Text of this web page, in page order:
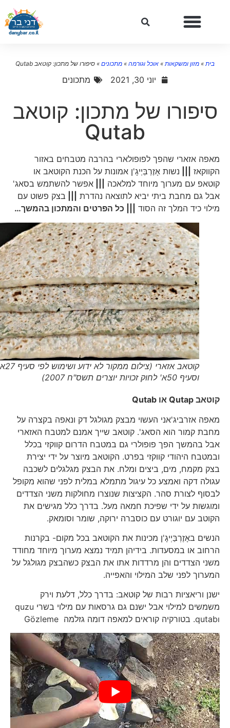
»מזון ומשקאות»אוכל וגורמה»מתכונים»סיפורו של מתכון: קוטאב Qutab
יוני 30, 2021 מתכונים
סיפורו של מתכון: קוטאב
Qutab
מאפה אזארי שהפך לפופולארי בהרבה מטבחים באזור
הקווקאז|||
נשות אָזֶרְבַּיְיגָ'ן אמונות על הכנת הקוטאב או
קוטאפ עם מערוך מיוחד למלאכה|||
אפשר להשתמש בסאג'
אבל גם מחבת ביתי יביא לתוצאה נהדרת|||
בצק פשוט עם
מילוי כיד המלך זה הסוד||| כל הפרטים והמתכון בהמשך…
קוטאב אזארי (צילום ממקור לא ידוע ושימוש לפי סעיף 27א'
וסעיף 50א' לחוק זכויות יוצרים תשס"ח 2007)
קוטאבQutapאו Qutab
מאפה אזרביג'אני העשוי מבצק מגולגל דק ונאפה בקצרה על
מחבת קמור הוא הסאג'. קוטאב שייך אמנם למטבח האזארי
אבל בהמשך הפך פופולרי גם במטבח הדרום קווקזי בכלל
ובמטבח היהודי קווקזי בפרט. הקוטאב מיוצר על ידי יצירת
בצק מקמח, מים, ביצים ומלח. את הבצק מגלגלים לשכבה
עגולה דקה ואמצע כל עיגול מתמלא במלית לפני שהוא מקופל
לבסוף לצורת סהר. הקציצות שנוצרו מחולקות משני הצדדים
ומוגשות על ידי שפיכת חמאה מעל. בדרך כלל מגישים את
הקוטב עם יוגורט עם כוסברה ירוקה, שומר וסומאק.
הנשים באָזֶרְבַּיְיגָ'ן מכינות את הקוטאב בכל מקום- בקרנות
הרחוב או במסעדות. בידיהן תמיד נמצא מערוך מיוחד מחודד
משני הצדדים והן מרדדות אתו את הבצק כשהבצק מגולגל על
המערוך לפני שלב המילוי והאפייה.
ישנן וריאציות רבות של קוטאב: בדרך כלל, דלעת וירק
משמשים למילוי אבל ישנם גם גרסאות עם מילוי בשרי quzu
qutabı. בטורקיה קוראים למאפה דומה גזלמה Gözleme